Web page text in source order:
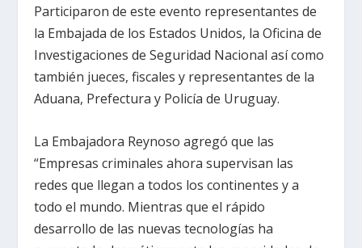
Participaron de este evento representantes de
la Embajada de los Estados Unidos, la Oficina de
Investigaciones de Seguridad Nacional así como
también jueces, fiscales y representantes de la
Aduana, Prefectura y Policía de Uruguay.
La Embajadora Reynoso agregó que las
“Empresas criminales ahora supervisan las
redes que llegan a todos los continentes y a
todo el mundo. Mientras que el rápido
desarrollo de las nuevas tecnologías ha